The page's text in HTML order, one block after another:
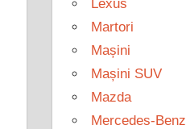
Lexus
Martori
Mașini
Mașini SUV
Mazda
Mercedes-Benz